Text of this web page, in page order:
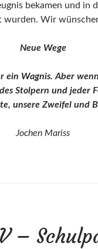
bekamen und in
wurden. Wir
Neue Wege
ein Wagnis. Aber
Stolpern und jeder
unsere Zweifel und
Jochen Mariss
–